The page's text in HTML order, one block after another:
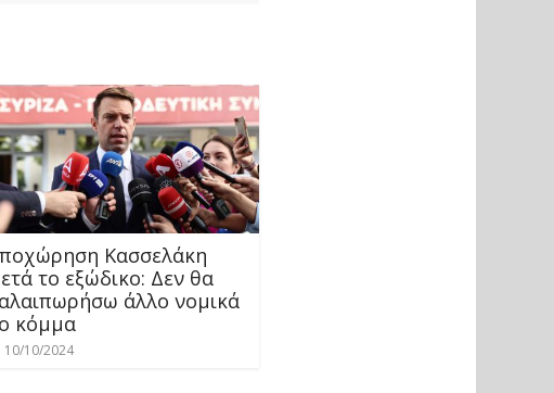
Κασσελάκη
το εξώδικο: Δεν θα
άλλο νομικά
κόμμα
10/10/2024